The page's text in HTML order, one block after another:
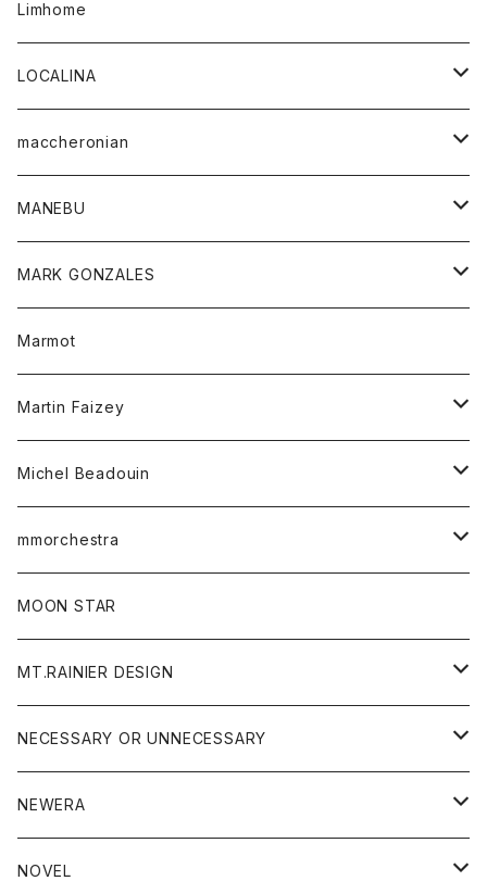
タンクトップ
Tシャツ
ベスト
ポロシャツ
ロングスリーブTシャツ
フリース
セーター
チュニック
ワンピース
Tシャツ
スカート
パンツ
レディース
アウター
カットソー
トップス
シャツ
カーディガン
Limhome
LOCALINA
ロングスリーブテーシャツ
maccheronian
靴
MANEBU
靴
MARK GONZALES
トップス
Tシャツ
Marmot
Martin Faizey
ベルト
Michel Beadouin
トップス
ジャケット
ニット
パンツ
mmorchestra
帽子
MOON STAR
MT.RAINIER DESIGN
アウター
コート
ジャケット
アクセサリー
バッグ
グッズ
NECESSARY OR UNNECESSARY
アウター
コート
アクセサリー
NEWERA
帽子
NOVEL